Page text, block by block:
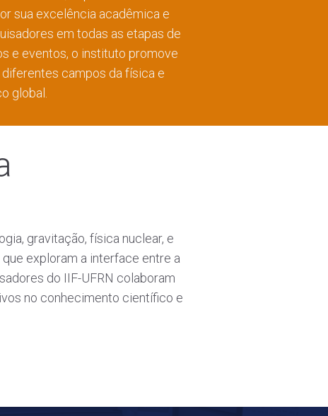
sua excelência acadêmica e
em todas as etapas de
e eventos, o instituto promove
campos da física e
global.
gravitação, física nuclear, e
exploram a interface entre a
do IIF-UFRN colaboram
no conhecimento científico e